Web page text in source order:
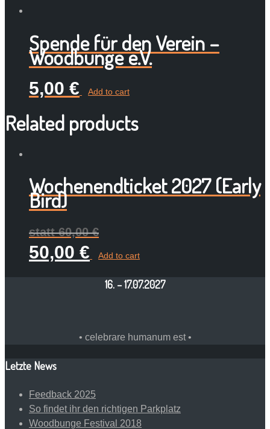
Spende für den Verein –
Woodbunge e.V.
5,00 € Add to cart
Related products
Wochenendticket 2027 (Early
Bird)
60,00€
50,00 € Add to cart
16. – 17.07.2027
• celebrare humanum est •
Letzte News
Feedback 2025
So findet ihr den richtigen Parkplatz
Woodbunge Festival 2018